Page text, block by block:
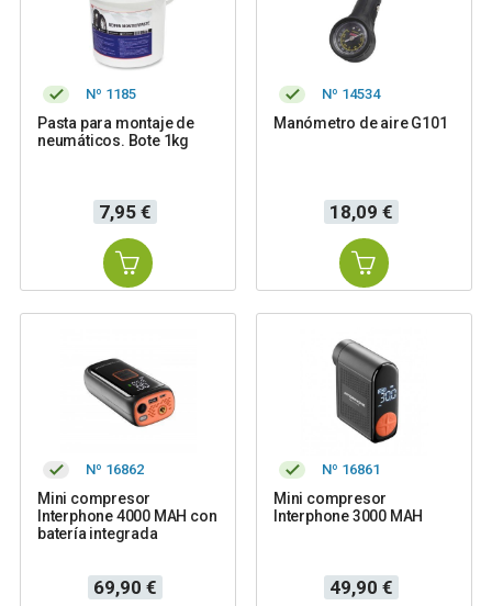
Nº 1185
Pasta para montaje de
neumáticos. Bote 1kg
Precio
7,95 €
Nº 14534
Manómetro de aire G101
Precio
18,09 €
Nº 16862
Mini compresor
Interphone 4000 MAH con
batería integrada
Precio
69,90 €
Nº 16861
Mini compresor
Interphone 3000 MAH
Precio
49,90 €